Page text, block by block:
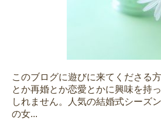
このブログに遊びに来てくださる
とか再婚とか恋愛とかに興味を持
しれません。人気の結婚式シーズ
の女...